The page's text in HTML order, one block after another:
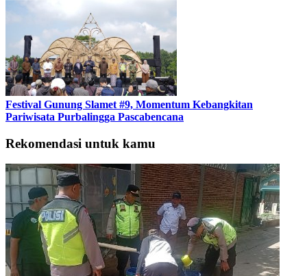
Festival Gunung Slamet #9, Momentum Kebangkitan
Pariwisata Purbalingga Pascabencana
Rekomendasi untuk kamu